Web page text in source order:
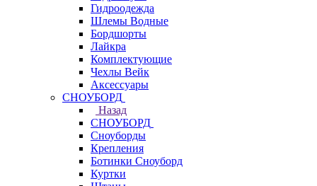
Гидроодежда
Шлемы Водные
Бордшорты
Лайкра
Комплектующие
Чехлы Вейк
Аксессуары
СНОУБОРД
Назад
СНОУБОРД
Сноуборды
Крепления
Ботинки Сноуборд
Куртки